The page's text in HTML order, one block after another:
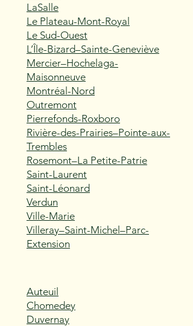
LaSalle
Le Plateau-Mont-Royal
Le Sud-Ouest
L’Île-Bizard–Sainte-Geneviève
Mercier–Hochelaga-
Maisonneuve
Montréal-Nord
Outremont
Pierrefonds-Roxboro
Rivière-des-Prairies–Pointe-aux-
Trembles
Rosemont–La Petite-Patrie
Saint-Laurent
Saint-Léonard
Verdun
Ville-Marie
Villeray–Saint-Michel–Parc-
Extension
Auteuil
Chomedey
Duvernay